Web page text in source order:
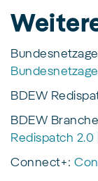
BDEW
BDEW
Redispatch 2.0
Connect+: